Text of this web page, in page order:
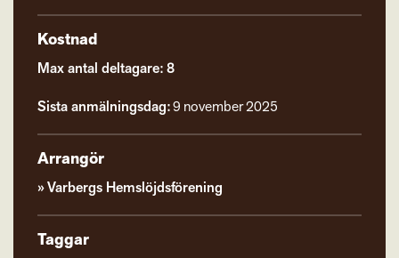
Kostnad
Max antal deltagare: 8
Sista anmälningsdag:9 november 2025
Arrangör
Varbergs Hemslöjdsförening
Taggar